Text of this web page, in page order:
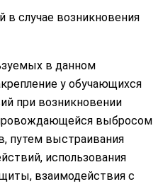
в случае возникновения
в данном
у обучающихся
при возникновении
выбросом
путем выстраивания
использования
взаимодействия с